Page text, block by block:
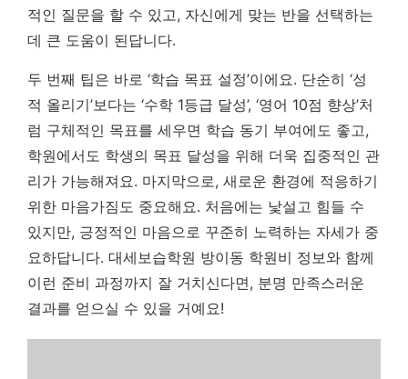
적인 질문을 할 수 있고, 자신에게 맞는 반을 선택하는
데 큰 도움이 된답니다.
두 번째 팁은 바로 ‘학습 목표 설정’이에요. 단순히 ‘성
적 올리기’보다는 ‘수학 1등급 달성’, ‘영어 10점 향상’처
럼 구체적인 목표를 세우면 학습 동기 부여에도 좋고,
학원에서도 학생의 목표 달성을 위해 더욱 집중적인 관
리가 가능해져요. 마지막으로, 새로운 환경에 적응하기
위한 마음가짐도 중요해요. 처음에는 낯설고 힘들 수
있지만, 긍정적인 마음으로 꾸준히 노력하는 자세가 중
요하답니다. 대세보습학원 방이동 학원비 정보와 함께
이런 준비 과정까지 잘 거치신다면, 분명 만족스러운
결과를 얻으실 수 있을 거예요!